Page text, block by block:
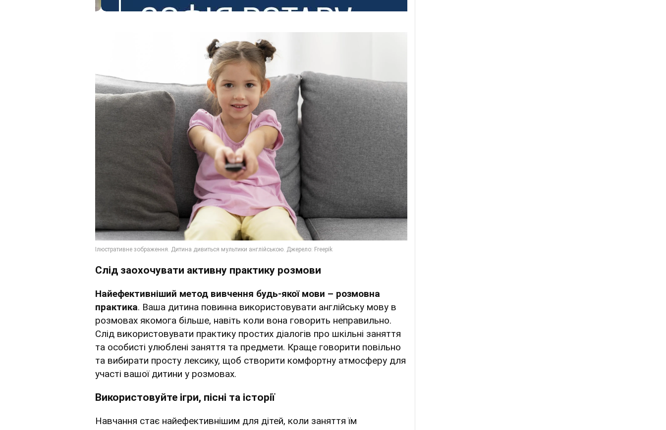
Слід заохочувати активну практику розмови
Найефективніший метод вивчення будь-якої мови – розмовна
практика. Ваша дитина повинна використовувати англійську мову в
розмовах якомога більше, навіть коли вона говорить неправильно.
Слід використовувати практику простих діалогів про шкільні заняття
та особисті улюблені заняття та предмети. Краще говорити повільно
та вибирати просту лексику, щоб створити комфортну атмосферу для
участі вашої дитини у розмовах.
Використовуйте ігри, пісні та історії
Навчання стає найефективнішим для дітей, коли заняття їм